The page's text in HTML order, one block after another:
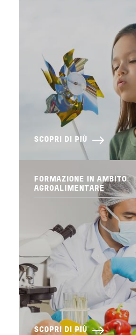
SCOPRI DI PIÙ
FORMAZIONE IN AMBITO
AGROALIMENTARE
SCOPRI DI PIÙ